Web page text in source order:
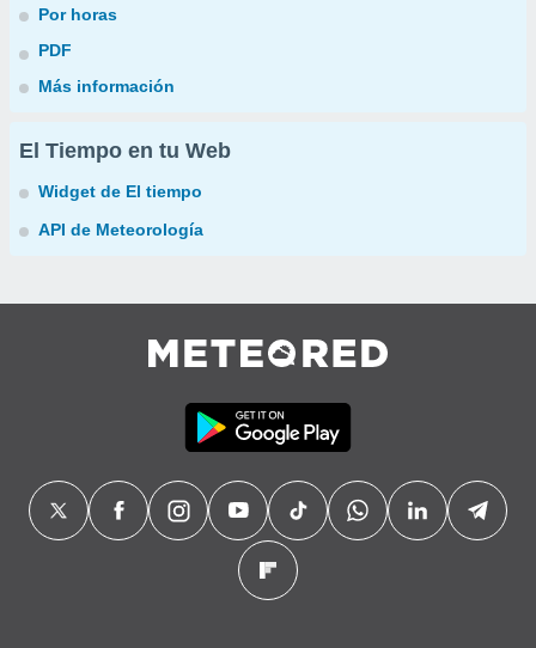
Por horas
PDF
Más información
El Tiempo en tu Web
Widget de El tiempo
API de Meteorología